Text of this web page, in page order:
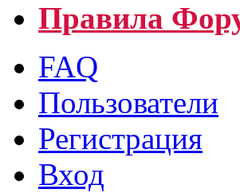
Правила
FAQ
Пользователи
Регистрация
Вход